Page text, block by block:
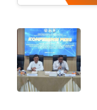
SERBI
OPINI
Informasi